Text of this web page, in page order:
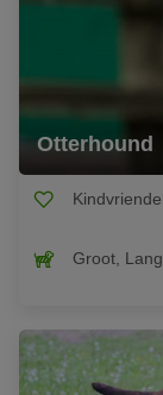
Otterhound
Groot,